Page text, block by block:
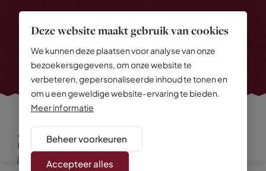
Deze website maakt gebruik van cookies
We kunnen deze plaatsen voor analyse van onze
bezoekersgegevens, om onze website te
verbeteren, gepersonaliseerde inhoud te tonen en
om u een geweldige website-ervaring te bieden.
Meer informatie
Beheer voorkeuren
Accepteer alles
Alle rechten voorbehouden
Privacy Policy
Algemene voorwaarden